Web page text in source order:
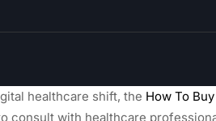
healthcare shift, the How To
consult with healthcare